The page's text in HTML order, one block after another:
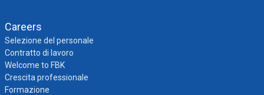
Careers
Selezione del personale
Contratto di lavoro
Welcome to FBK
Crescita professionale
Formazione